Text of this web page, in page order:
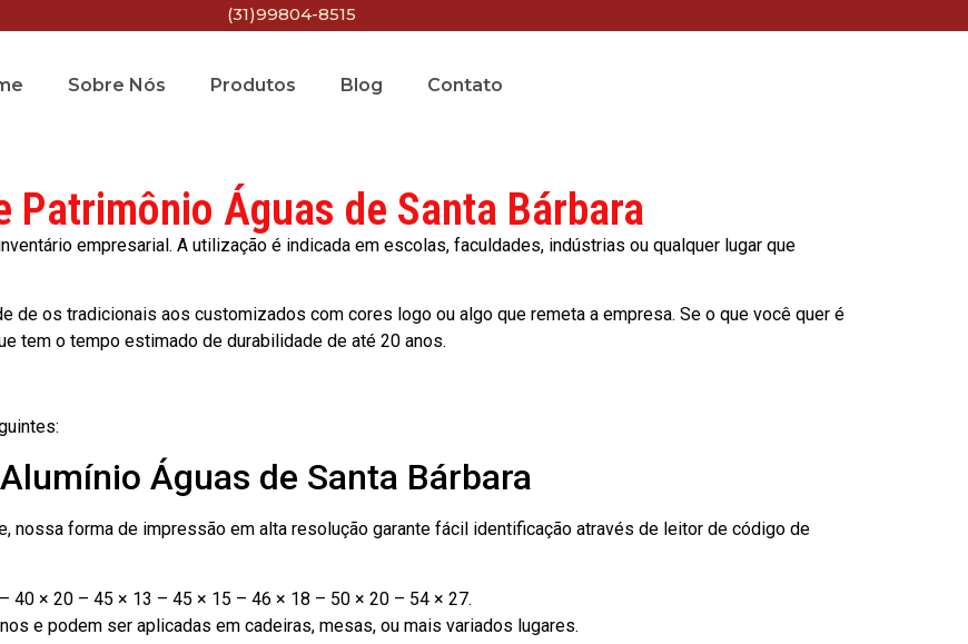
(31)99804-8515
Sobre Nós Produtos Blog Contato
Patrimônio Águas de Santa Bárbara
empresarial. A utilização é indicada em escolas, faculdades, indústrias ou qualquer lugar que
de os tradicionais aos customizados com cores logo ou algo que remeta a empresa. Se o que você quer é
tem o tempo estimado de durabilidade de até 20 anos.
Águas de Santa Bárbara
nossa forma de impressão em alta resolução garante fácil identificação através de leitor de código de
× 20 – 45 × 13 – 45 × 15 – 46 × 18 – 50 × 20 – 54 × 27.
e podem ser aplicadas em cadeiras, mesas, ou mais variados lugares.